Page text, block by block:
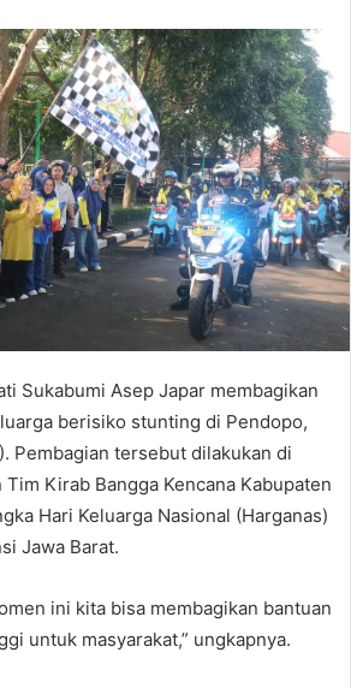
Sukabumi Asep Japar membagikan
berisiko stunting di Pendopo,
Pembagian tersebut dilakukan di
Kirab Bangga Kencana Kabupaten
Hari Keluarga Nasional (Harganas)
Jawa Barat.
ini kita bisa membagikan bantuan
untuk masyarakat,” ungkapnya.